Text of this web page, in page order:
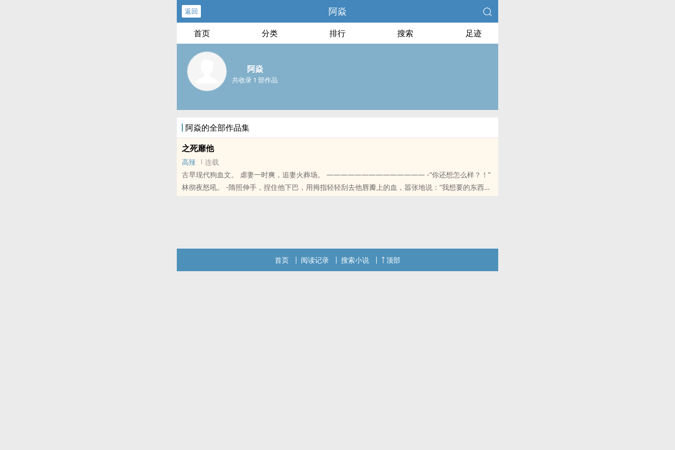
返回 阿焱
首页 分类 排行 搜索 足迹
阿焱
共收录 1 部作品
阿焱的全部作品集
之死靡他
高辣
连载
古早现代狗血文。 虐妻一时爽，追妻火葬场。 —————————————— -“你还想怎么样？！”
林彻夜怒吼。 -隋照伸手，捏住他下巴，用拇指轻轻刮去他唇瓣上的血，嚣张地说：“我想要的东西，
首页 阅读记录 搜索小说 顶部